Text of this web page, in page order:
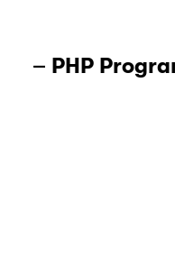
PHP Programming Crash Course –